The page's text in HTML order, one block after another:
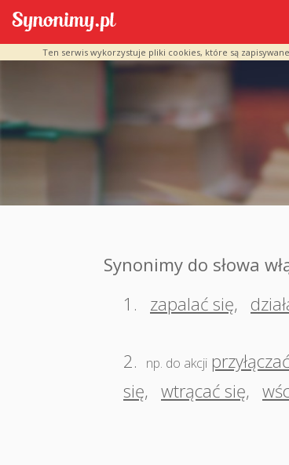
Ten serwis wykorzystuje pliki cookies, które są
Synonimy do słowa
1.
zapalać się,
2. np. do akcji
się, wtrącać się,